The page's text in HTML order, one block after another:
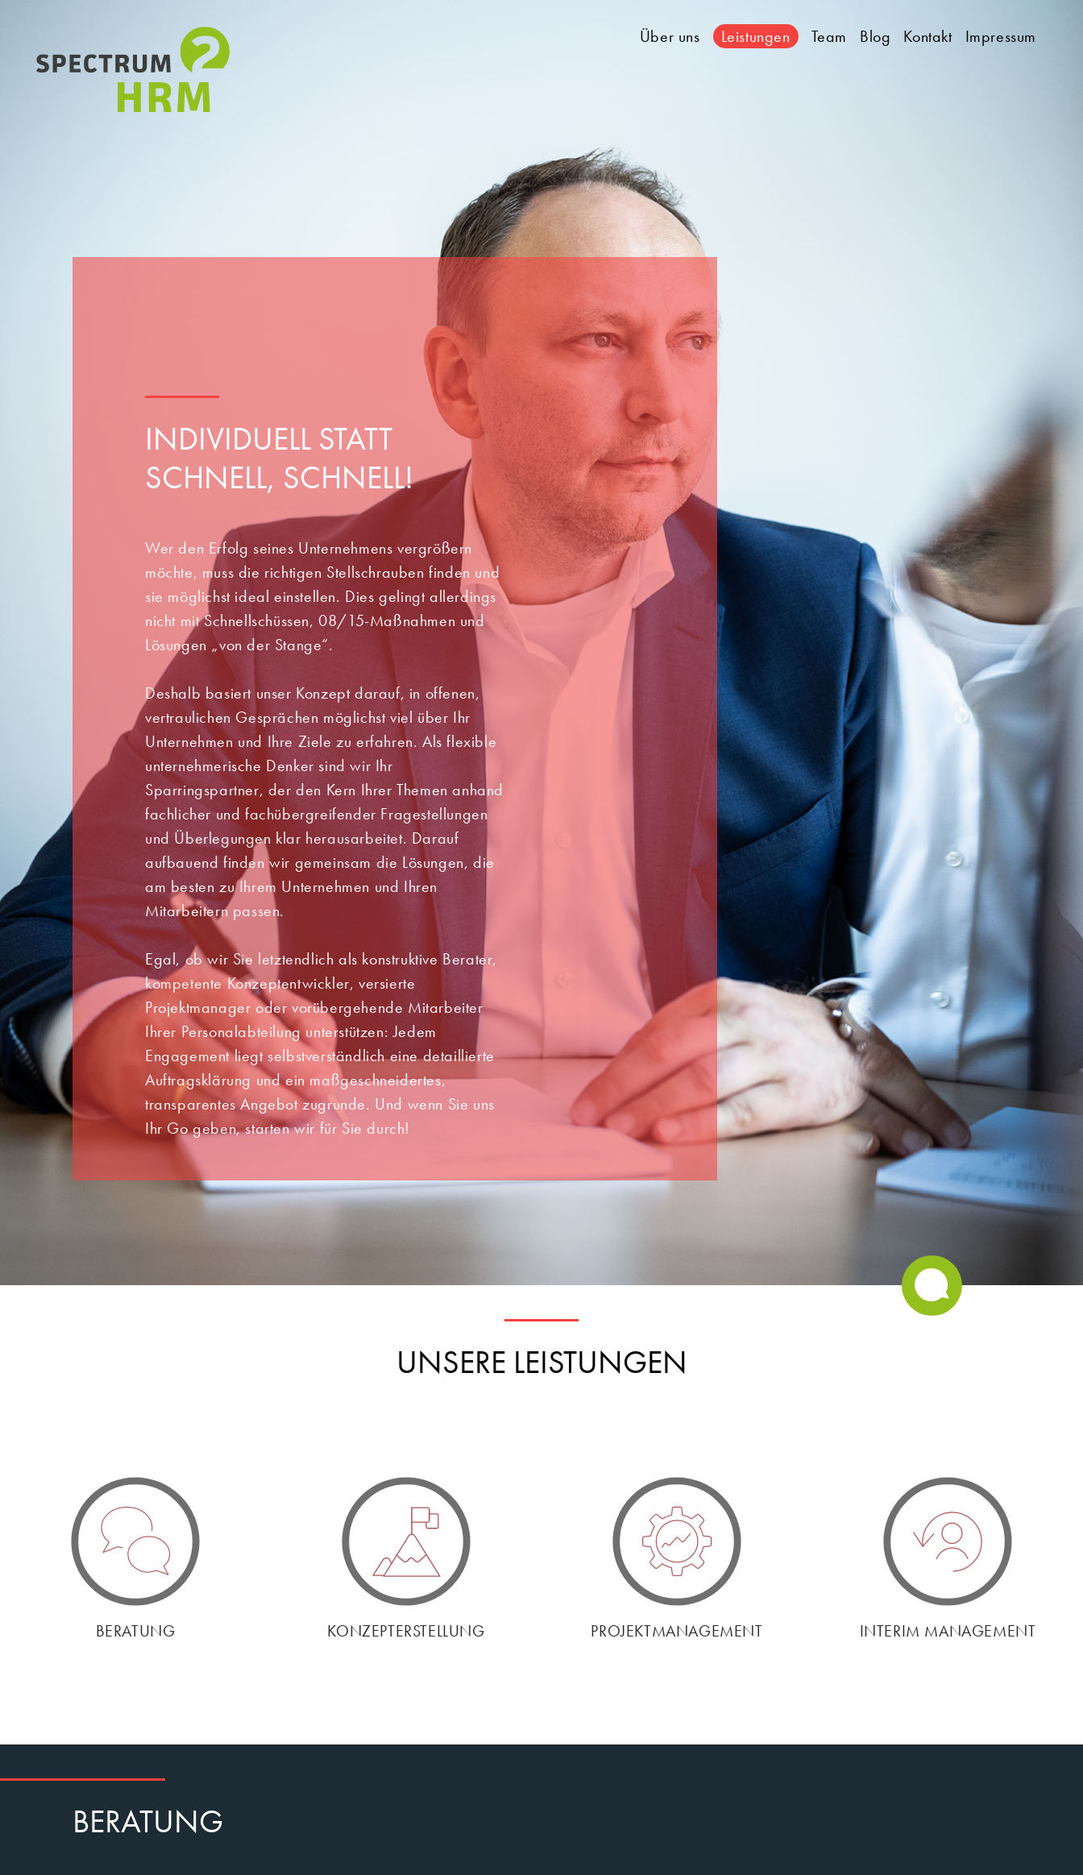
Über uns Leistungen Team Blog Kontakt Impressum
NAME
INDIVIDUELL STATT
SCHNELL, SCHNELL!
Wer den Erfolg seines Unternehmens vergrößern
möchte, muss die richtigen Stellschrauben finden und
sie möglichst ideal einstellen. Dies gelingt allerdings
nicht mit Schnellschüssen, 08/15-Maßnahmen und
Lösungen „von der Stange“.
Deshalb basiert unser Konzept darauf, in offenen,
vertraulichen Gesprächen möglichst viel über Ihr
Unternehmen und Ihre Ziele zu erfahren. Als flexible
unternehmerische Denker sind wir Ihr
Sparringspartner, der den Kern Ihrer Themen anhand
fachlicher und fachübergreifender Fragestellungen
und Überlegungen klar herausarbeitet. Darauf
aufbauend finden wir gemeinsam die Lösungen, die
am besten zu Ihrem Unternehmen und Ihren
Mitarbeitern passen.
Egal, ob wir Sie letztendlich als konstruktive Berater,
kompetente Konzeptentwickler, versierte
Projektmanager oder vorübergehende Mitarbeiter
Ihrer Personalabteilung unterstützen: Jedem
Engagement liegt selbstverständlich eine detaillierte
Auftragsklärung und ein maßgeschneidertes,
transparentes Angebot zugrunde. Und wenn Sie uns
Ihr Go geben, starten wir für Sie durch!
UNSERE LEISTUNGEN
BERATUNG KONZEPTERSTELLUNG PROJEKTMANAGEMENT INTERIM MANAGEMENT
BERATUNG